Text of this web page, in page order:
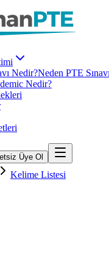
Nedir?Neden PTE
Nedir?
Üye Ol
Kelime Listesi